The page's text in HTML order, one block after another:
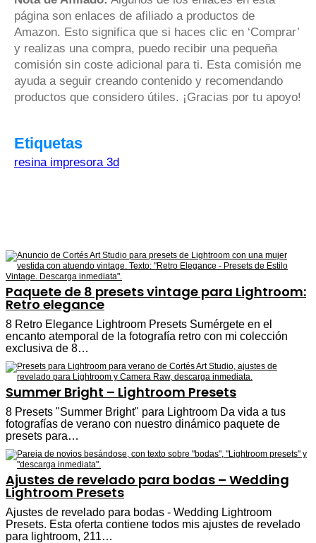
página son enlaces de afiliado a productos de
Amazon. Esto significa que si haces clic en ‘Comprar’
y realizas una compra, puedo recibir una pequeña
comisión sin coste adicional para ti. Esta comisión me
ayuda a seguir creando contenido y recomendando
productos que considero útiles. ¡Gracias por tu apoyo!
Etiquetas
resina impresora 3d
Paquete de 8 presets vintage para Lightroom:
Retro elegance
8 Retro Elegance Lightroom Presets Sumérgete en el
encanto atemporal de la fotografía retro con mi colección
exclusiva de 8…
Summer Bright – Lightroom Presets
8 Presets "Summer Bright" para Lightroom Da vida a tus
fotografías de verano con nuestro dinámico paquete de
presets para…
Ajustes de revelado para bodas – Wedding
Lightroom Presets
Ajustes de revelado para bodas - Wedding Lightroom
Presets. Esta oferta contiene todos mis ajustes de revelado
para lightroom, 211…